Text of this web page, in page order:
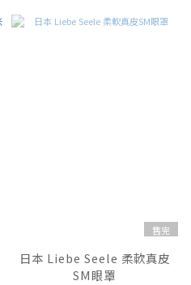
售完
日本 Liebe Seele 柔軟真皮
SM眼罩